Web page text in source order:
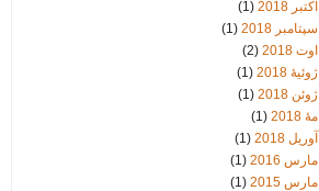
اکتبر 2018
(1)
سپتامبر 2018
(1)
اوت 2018
(2)
ژوئیهٔ 2018
(1)
ژوئن 2018
(1)
مهٔ 2018
(1)
آوریل 2018
(1)
مارس 2016
(1)
مارس 2015
(1)